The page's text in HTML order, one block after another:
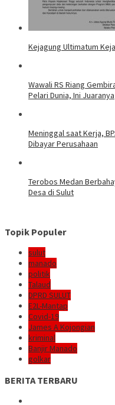
Kejagung Ultimatum
Wawali RS Riang
Pelari Dunia, Ini Juaranya
Meninggal saat Kerja,
Dibayar Perusahaan
Terobos Medan
Desa di Sulut
Topik Populer
sulut
manado
politik
Talaud
DPRD SULUT
E2L-Mantap
Covid-19
James A Kojongian
kriminal
Banjir Manado
golkar
BERITA TERBARU